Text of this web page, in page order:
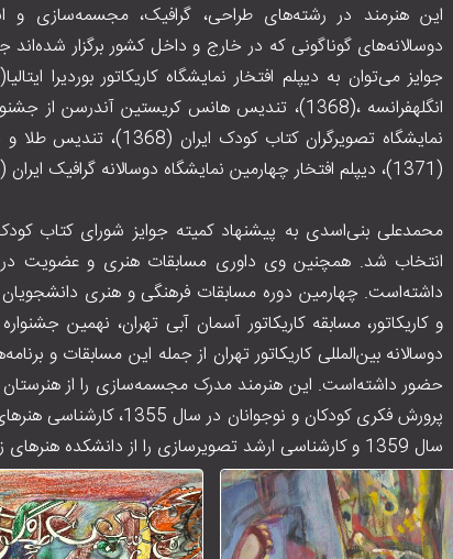
این هنرمند در رشته‌های طراحی، گرافیک، مجسمه‌سازی و
دوسالانه‌های گوناگونی که در خارج و داخل کشور برگزار
نمایشگاه تصویرگران کتاب
(۱۳۷۱)، دیپلم افتخار چهارمین نمایشگاه دوسالانه گرافیک ایران (۱۳۷۳) اشاره کرد.
انتخاب شد. همچنین وی داوری مسابقات هنری و عضویت در
داشته‌است. چهارمین دوره مسابقات فرهنگی و هنری
و کاریکاتور، مسابقه کاریکاتور آسمان آبی تهران، نهمین
دوسالانه بین‌المللی کاریکاتور تهران از جمله این مسابقات و
پرورش فکری کودکان و
سال ۱۳۵۹ و کارشناسی ارشد تصویرسازی را از دانشکده هنرهای زیبای دانشگاه تهران در سال ۱۳۸۰ اخذ کرده‌است.